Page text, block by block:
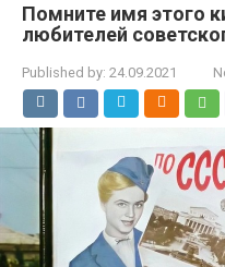
Помните имя этого
любителей
Published by: 24.09.2021